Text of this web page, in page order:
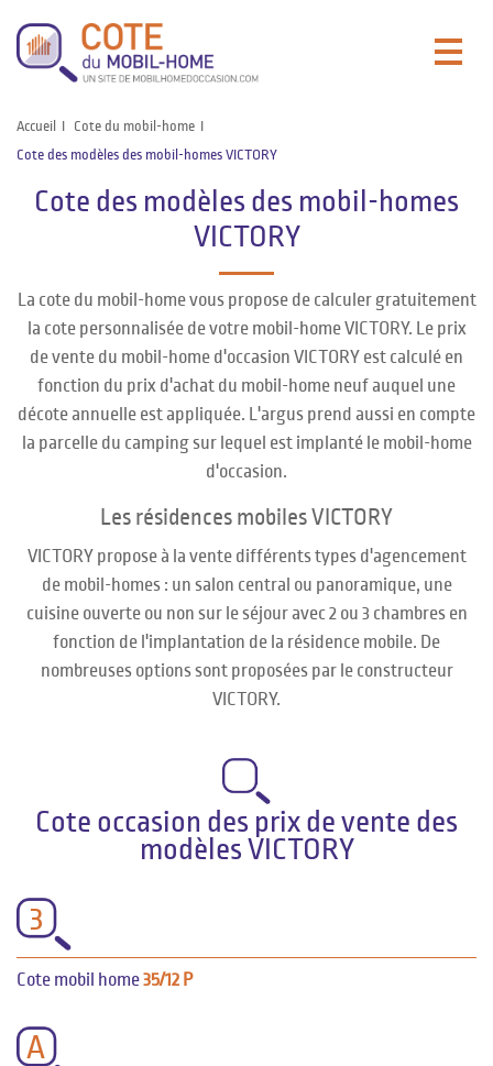
Accueil
Cote du mobil-home
Cote des modèles des mobil-homes VICTORY
Cote des modèles des mobil-homes
VICTORY
La cote du mobil-home vous propose de calculer gratuitement
la cote personnalisée de votre mobil-home VICTORY. Le prix
de vente du mobil-home d'occasion VICTORY est calculé en
fonction du prix d'achat du mobil-home neuf auquel une
décote annuelle est appliquée. L'argus prend aussi en compte
la parcelle du camping sur lequel est implanté le mobil-home
d'occasion.
Les résidences mobiles VICTORY
VICTORY propose à la vente différents types d'agencement
de mobil-homes : un salon central ou panoramique, une
cuisine ouverte ou non sur le séjour avec 2 ou 3 chambres en
fonction de l'implantation de la résidence mobile. De
nombreuses options sont proposées par le constructeur
VICTORY.
Cote occasion des prix de vente des
modèles VICTORY
3
Cote mobil home35/12 P
A